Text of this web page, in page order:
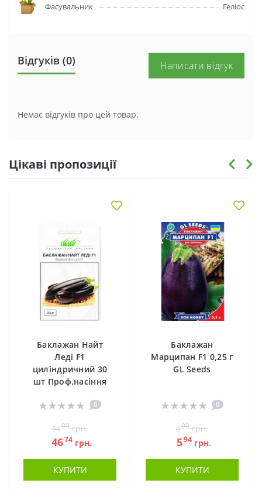
Фасувальник Геліос
Відгуків (0) Написати відгук
Немає відгуків про цей товар.
Цікаві пропозиції
Баклажан Найт
Леді F1
циліндричний 30
шт Проф.насіння
0
5499грн.
4674грн.
КУПИТИ
Баклажан
Марципан F1 0,25 г
GL Seeds
0
699грн.
594грн.
КУПИТИ